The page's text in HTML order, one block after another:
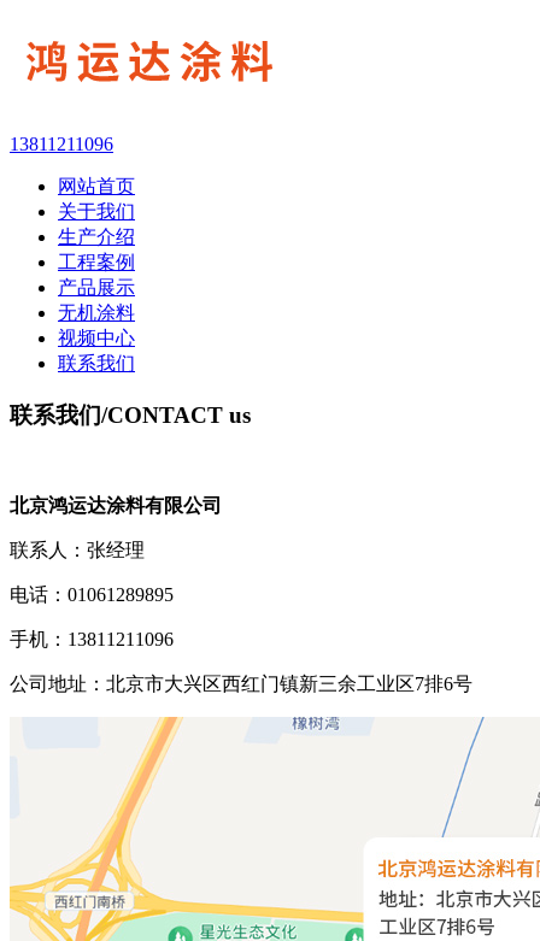
13811211096
网站首页
关于我们
生产介绍
工程案例
产品展示
无机涂料
视频中心
联系我们
联系我们/CONTACT us
北京鸿运达涂料有限公司
联系人：张经理
电话：01061289895
手机：13811211096
公司地址：北京市大兴区西红门镇新三余工业区7排6号